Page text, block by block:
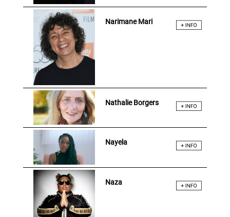
Narimane Mari
Nathalie Borgers
Nayela
Naza